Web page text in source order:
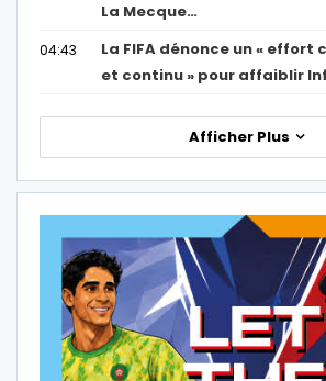
La Mecque…
04:43
La FIFA dénonce un « effort
et continu » pour affaiblir
Afficher Plus